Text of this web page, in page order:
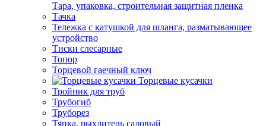
Тара, упаковка, строительная защитная пленка
Тачка
Тележка с катушкой для шланга, разматывающее
устройство
Тиски слесарные
Топор
Торцевой гаечный ключ
Торцевые кусачки
Тройник для труб
Трубогиб
Труборез
Тяпка, рыхлитель садовый